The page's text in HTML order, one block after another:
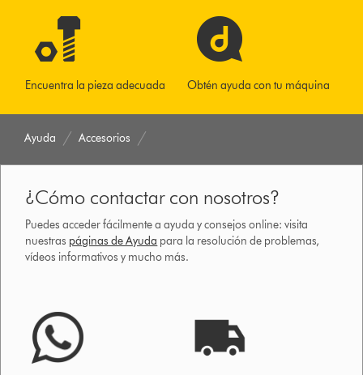
Encuentra la pieza adecuada Obtén ayuda con tu máquina
Ayuda Accesorios
¿Cómo contactar con nosotros?
Puedes acceder fácilmente a ayuda y consejos online: visita
nuestras páginas de Ayuda para la resolución de problemas,
vídeos informativos y mucho más.